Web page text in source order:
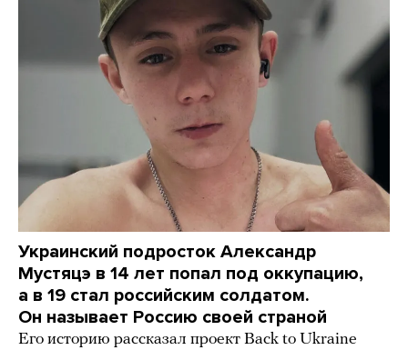
Украинский подросток Александр
Мустяцэ в 14 лет попал под оккупацию,
а в 19 стал российским солдатом.
Он называет Россию своей страной
Его историю рассказал проект Back to Ukraine